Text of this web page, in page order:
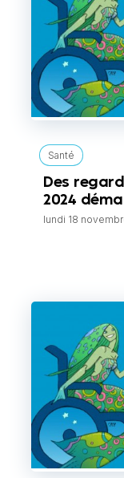
Santé
Des
2024
lundi 18